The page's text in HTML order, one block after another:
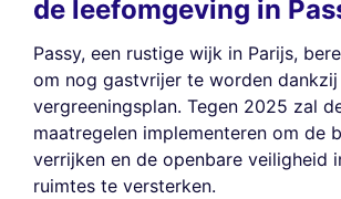
de leefomgeving in
Passy, een rustige wijk in Parijs,
om nog gastvrijer te worden
vergreeningsplan. Tegen 2025 zal
maatregelen implementeren om de
verrijken en de openbare veiligheid
ruimtes te versterken.